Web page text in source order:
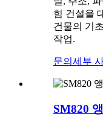
힘 건설을
건물의 기
작업.
문의 세부
SM820